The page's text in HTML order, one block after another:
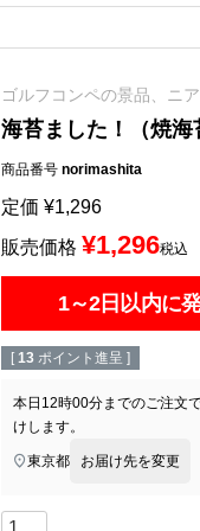
ゴルフコンペの景品、ニ
海苔ました！（焼海
商品番号 norimashita
定価 ¥1,296
販売価格 ¥1,296税込
1～2日以内に
[ 13 ポイント進呈 ]
本日 12時00分までのご注文
けします。
東京都 お届け先を変更